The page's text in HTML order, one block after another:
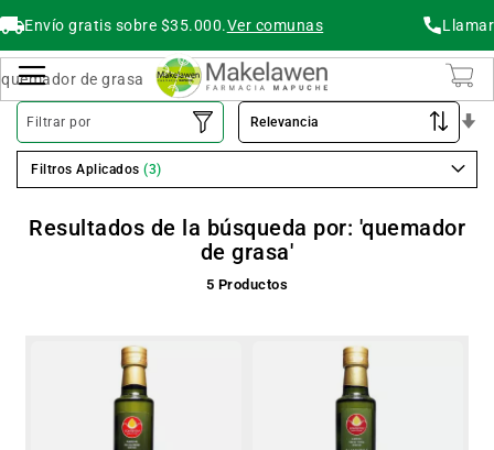
Envío gratis sobre $35.000.Ver comunas Llamar
Resultados de la búsqueda por: 'quemador
de grasa'
5 Productos
Filtrar por
Filtros Aplicados